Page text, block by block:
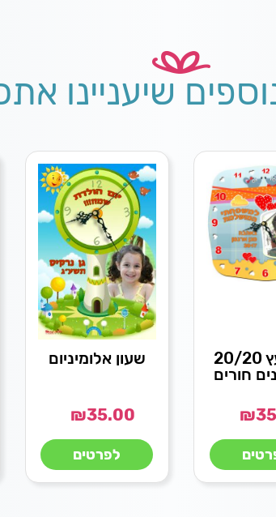
שיעניינו
שעון עץ 20/20
חורים
₪
שעון אלומיניום
₪35.00
לפרטים